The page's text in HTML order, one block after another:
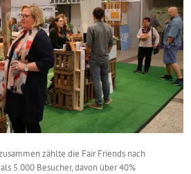
zählte die Fair Friends nach
5.000 Besucher, davon über 40%